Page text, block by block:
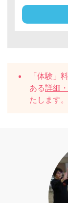
「体験」
ある詳細
たします。